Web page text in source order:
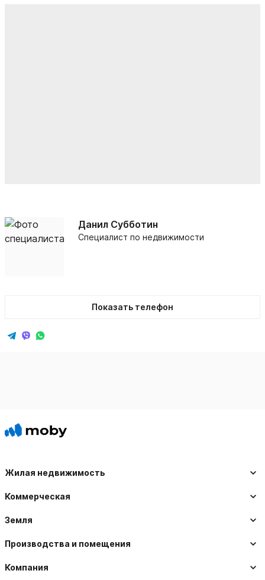
Данил Субботин
Специалист по недвижимости
Показать телефон
Жилая недвижимость
Коммерческая
Земля
Производства и помещения
Компания